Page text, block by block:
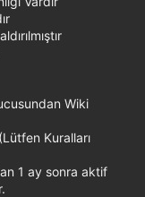
Wiki
Kuralları
1 ay sonra aktif